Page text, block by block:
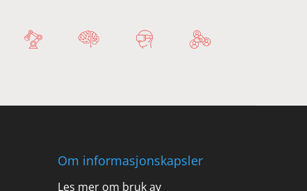
Om informasjonskapsler
Les mer om bruk av